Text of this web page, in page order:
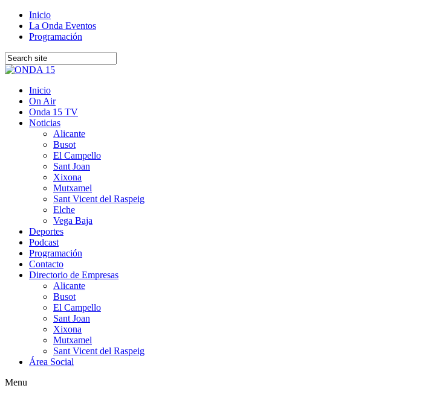
Inicio
La Onda Eventos
Programación
Inicio
On Air
Onda 15 TV
Noticias
Alicante
Busot
El Campello
Sant Joan
Xixona
Mutxamel
Sant Vicent del Raspeig
Elche
Vega Baja
Deportes
Podcast
Programación
Contacto
Directorio de Empresas
Alicante
Busot
El Campello
Sant Joan
Xixona
Mutxamel
Sant Vicent del Raspeig
Área Social
Menu